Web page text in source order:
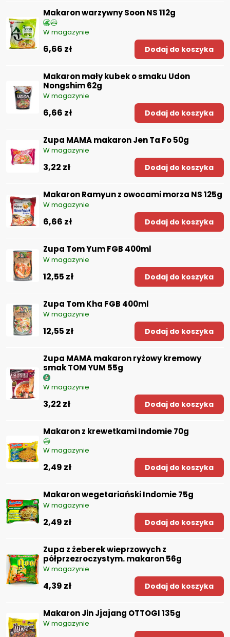
Makaron warzywny Soon NS 112g
W magazynie
6,66 zł Dodaj do koszyka
Makaron mały kubek o smaku Udon
Nongshim 62g
W magazynie
6,66 zł Dodaj do koszyka
Zupa MAMA makaron Jen Ta Fo 50g
W magazynie
3,22 zł Dodaj do koszyka
Makaron Ramyun z owocami morza NS 125g
W magazynie
6,66 zł Dodaj do koszyka
Zupa Tom Yum FGB 400ml
W magazynie
12,55 zł Dodaj do koszyka
Zupa Tom Kha FGB 400ml
W magazynie
12,55 zł Dodaj do koszyka
Zupa MAMA makaron ryżowy kremowy
smak TOM YUM 55g
W magazynie
3,22 zł Dodaj do koszyka
Makaron z krewetkami Indomie 70g
W magazynie
2,49 zł Dodaj do koszyka
Makaron wegetariański Indomie 75g
W magazynie
2,49 zł Dodaj do koszyka
Zupa z żeberek wieprzowych z
półprzezroczystym. makaron 56g
W magazynie
4,39 zł Dodaj do koszyka
Makaron Jin Jjajang OTTOGI 135g
W magazynie